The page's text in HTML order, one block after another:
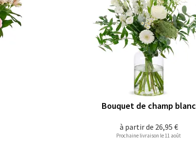
à partir de 26,95 €
Bouquet de champ blanc
Prochaine livraison le 11 août